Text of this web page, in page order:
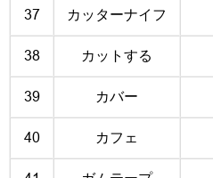
37 カッターナイフ
38 カットする
39 カバー
40 カフェ